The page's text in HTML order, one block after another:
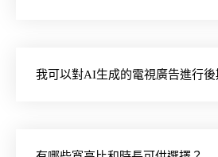
我可以對AI生成的電視廣告進行後